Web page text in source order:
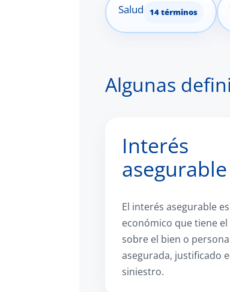
Salud 14 términos
Algunas
Interés
asegurable
El interés asegurable
económico que tiene
sobre el bien o persona
asegurada, justificado
siniestro.